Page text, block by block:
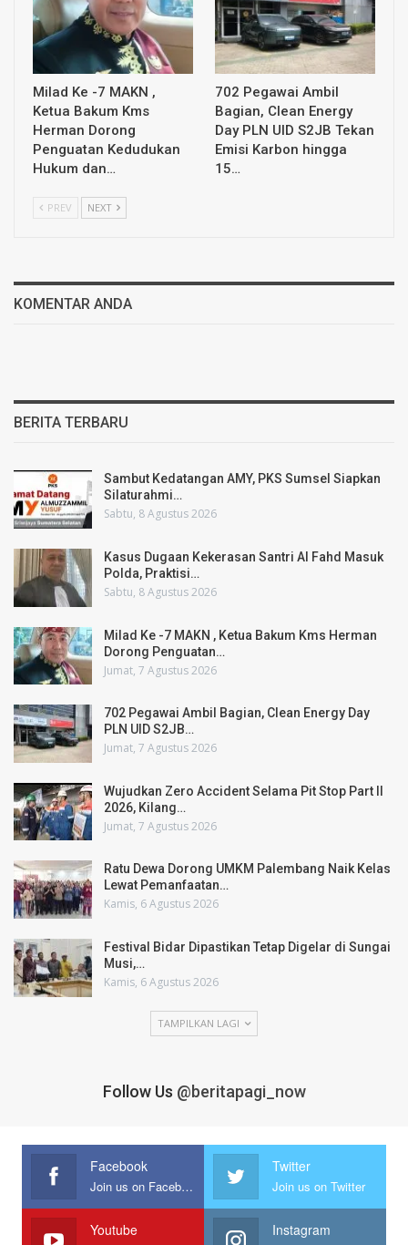
Milad Ke -7 MAKN ,
Ketua Bakum Kms
Herman Dorong
Penguatan Kedudukan
Hukum dan…
702 Pegawai Ambil
Bagian, Clean Energy
Day PLN UID S2JB Tekan
Emisi Karbon hingga
15…
PREV NEXT
KOMENTAR ANDA
BERITA TERBARU
Sambut Kedatangan AMY, PKS Sumsel Siapkan
Silaturahmi…
Sabtu, 8 Agustus 2026
Kasus Dugaan Kekerasan Santri Al Fahd Masuk
Polda, Praktisi…
Sabtu, 8 Agustus 2026
Milad Ke -7 MAKN , Ketua Bakum Kms Herman
Dorong Penguatan…
Jumat, 7 Agustus 2026
702 Pegawai Ambil Bagian, Clean Energy Day
PLN UID S2JB…
Jumat, 7 Agustus 2026
Wujudkan Zero Accident Selama Pit Stop Part II
2026, Kilang…
Jumat, 7 Agustus 2026
Ratu Dewa Dorong UMKM Palembang Naik Kelas
Lewat Pemanfaatan…
Kamis, 6 Agustus 2026
Festival Bidar Dipastikan Tetap Digelar di Sungai
Musi,…
Kamis, 6 Agustus 2026
TAMPILKAN LAGI
Follow Us @beritapagi_now
Facebook
Join us on Facebook
Twitter
Join us on Twitter
Youtube Instagram